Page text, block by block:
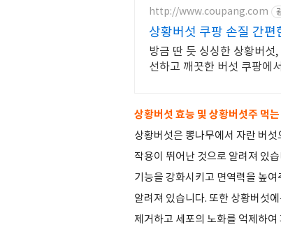
http://www.coupang.com
상황버섯 쿠팡 손질 간편
방금 딴 듯 싱싱한 상황버섯
선하고 깨끗한 버섯 쿠팡에
상황버섯 효능 및 상황버섯주 먹는
상황버섯은 뽕나무에서 자란 버
작용이 뛰어난 것으로 알려져 있
기능을 강화시키고 면역력을 높
알려져 있습니다. 또한 상황버섯
제거하고 세포의 노화를 억제하